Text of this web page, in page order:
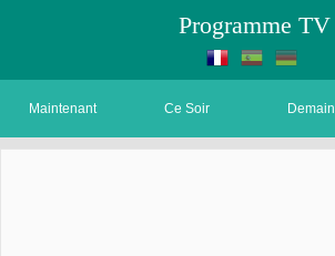
Programme TV
Maintenant Ce Soir Demain